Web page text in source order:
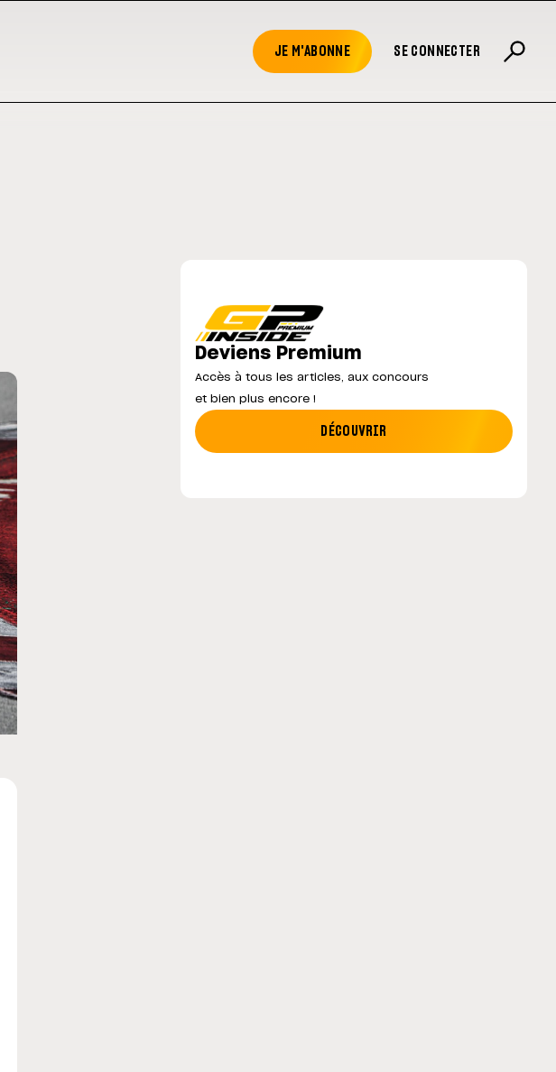
JE M'ABONNE SE CONNECTER
et vise un retour en
MotoGP : les cinq constructeurs signent un
Deviens Premium
Accès à tous les articles, aux concours
et bien plus encore !
DÉCOUVRIR